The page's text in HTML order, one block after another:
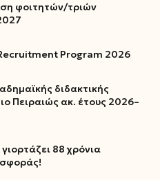
φοιτητών/τριών
Program 2026
διδακτικής
Πειραιώς ακ. έτους 2026–
88 χρόνια